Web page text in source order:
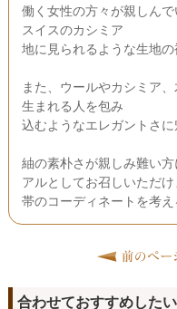
働く女性の方々が親しん
スイスのカシミア
地に見られるような生地の
また、ウールやカシミア
生まれる人を包み
込むようなエレガントさに
紬の素朴さが親しみ難い
アルとしてお召しいただけ
帯のコーディネートを考え
合わせておすすめした